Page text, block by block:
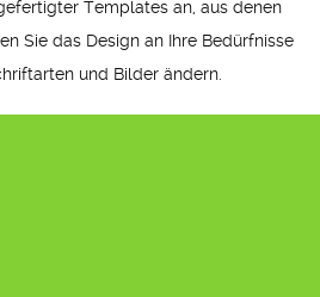
Templates an, aus denen
Sie das Design an Ihre Bedürfnisse
und Bilder ändern.